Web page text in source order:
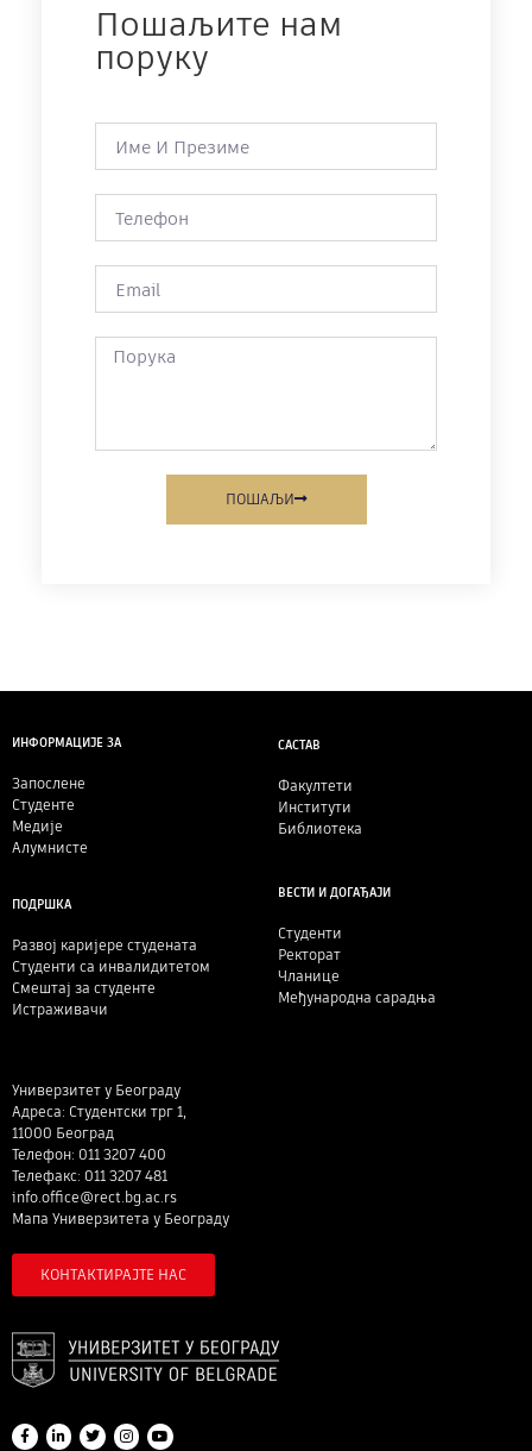
Пошаљите нам
поруку
ПОШАЉИ
ИНФОРМАЦИЈЕ ЗА
Запослене
Студенте
Медије
Алумнисте
САСТАВ
Факултети
Институти
Библиотека
ПОДРШКА
Развој каријере студената
Студенти са инвалидитетом
Смештај за студенте
Истраживачи
ВЕСТИ И ДОГАЂАЈИ
Студенти
Ректорат
Чланице
Међународна сарадња
Универзитет у Београду
Адреса: Студентски трг 1,
11000 Београд
Телефон: 011 3207 400
Телефакс: 011 3207 481
info.office@rect.bg.ac.rs
Мапа Универзитета у Београду
КОНТАКТИРАЈТЕ НАС